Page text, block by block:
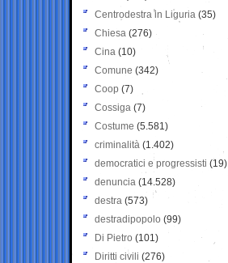
Centrodestra in Liguria (35)
Chiesa (276)
Cina (10)
Comune (342)
Coop (7)
Cossiga (7)
Costume (5.581)
criminalità (1.402)
democratici e progressisti (19)
denuncia (14.528)
destra (573)
destradipopolo (99)
Di Pietro (101)
Diritti civili (276)